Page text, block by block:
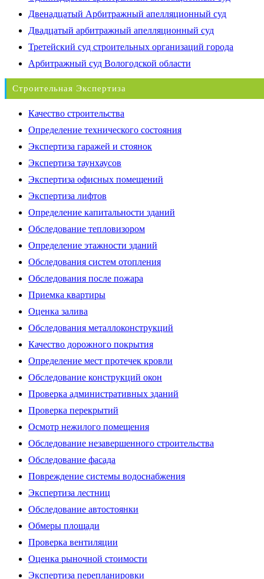
Двенадцатый Арбитражный апелляционный суд
Двадцатый арбитражный апелляционный суд
Третейский суд строительных организаций города
Арбитражный суд Вологодской области
Строительная Экспертиза
Качество строительства
Определение технического состояния
Экспертиза гаражей и стоянок
Экспертиза таунхаусов
Экспертиза офисных помещений
Экспертиза лифтов
Определение капитальности зданий
Обследование тепловизором
Определение этажности зданий
Обследования систем отопления
Обследования после пожара
Приемка квартиры
Оценка залива
Обследования металлоконструкций
Качество дорожного покрытия
Определение мест протечек кровли
Обследование конструкций окон
Проверка административных зданий
Проверка перекрытий
Осмотр нежилого помещения
Обследование незавершенного строительства
Обследование фасада
Повреждение системы водоснабжения
Экспертиза лестниц
Обследование автостоянки
Обмеры площади
Проверка вентиляции
Оценка рыночной стоимости
Экспертиза перепланировки